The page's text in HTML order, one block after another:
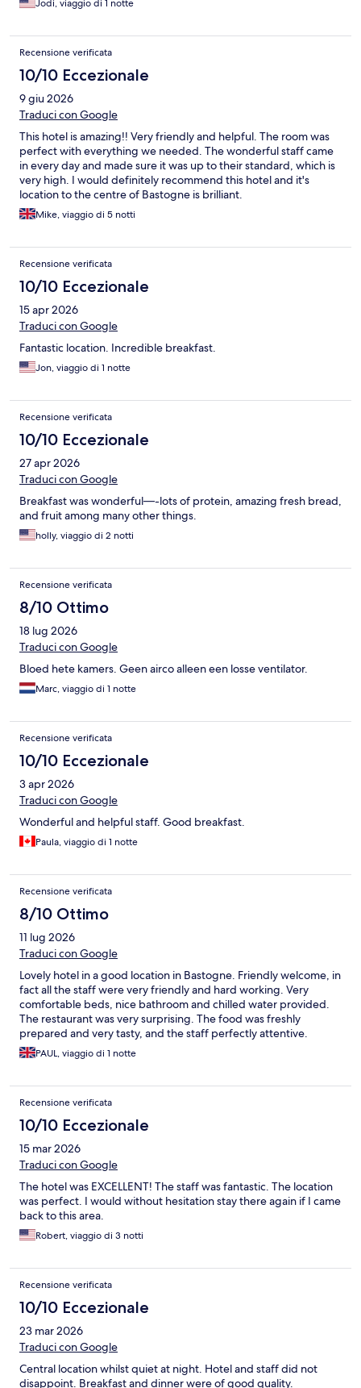
Jodi, viaggio di 1 notte
Recensione verificata
10/10 Eccezionale
9 giu 2026
Traduci con Google
This hotel is amazing!! Very friendly and helpful. The room was
perfect with everything we needed. The wonderful staff came
in every day and made sure it was up to their standard, which is
very high. I would definitely recommend this hotel and it's
location to the centre of Bastogne is brilliant.
Mike, viaggio di 5 notti
Recensione verificata
10/10 Eccezionale
15 apr 2026
Traduci con Google
Fantastic location. Incredible breakfast.
Jon, viaggio di 1 notte
Recensione verificata
10/10 Eccezionale
27 apr 2026
Traduci con Google
Breakfast was wonderful—-lots of protein, amazing fresh bread,
and fruit among many other things.
holly, viaggio di 2 notti
Recensione verificata
8/10 Ottimo
18 lug 2026
Traduci con Google
Bloed hete kamers. Geen airco alleen een losse ventilator.
Marc, viaggio di 1 notte
Recensione verificata
10/10 Eccezionale
3 apr 2026
Traduci con Google
Wonderful and helpful staff. Good breakfast.
Paula, viaggio di 1 notte
Recensione verificata
8/10 Ottimo
11 lug 2026
Traduci con Google
Lovely hotel in a good location in Bastogne. Friendly welcome, in
fact all the staff were very friendly and hard working. Very
comfortable beds, nice bathroom and chilled water provided.
The restaurant was very surprising. The food was freshly
prepared and very tasty, and the staff perfectly attentive.
Breakfast the next morning was excellent and included in the
price. Parking was free and there are two charging points. Much
during the current heatwave it was lacking air conditioned
rooms. I understand this is planned to be retrofitted.
PAUL, viaggio di 1 notte
Recensione verificata
10/10 Eccezionale
15 mar 2026
Traduci con Google
The hotel was EXCELLENT! The staff was fantastic. The location
was perfect. I would without hesitation stay there again if I came
back to this area.
Robert, viaggio di 3 notti
Recensione verificata
10/10 Eccezionale
23 mar 2026
Traduci con Google
Central location whilst quiet at night. Hotel and staff did not
disappoint. Breakfast and dinner were of good quality.